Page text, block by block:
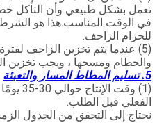
تعمل بشكل طبيعي وأن التآكل
في الوقت المناسب.هذا هو
للحزام الزاحف.
(5) عندما يتم تخزين الزاحف
والحطام ومسحها ، ويجب تخزين
5. تسليم المطاط المسار والتعبئة
(1) وقت
الفعلي قبل الطلب.
نحتاج إلى التحقق من الجدول